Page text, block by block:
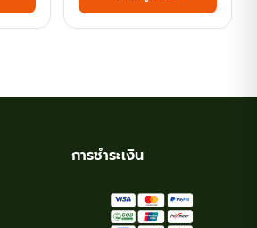
through
has
The
has
The
การชำระเงิน